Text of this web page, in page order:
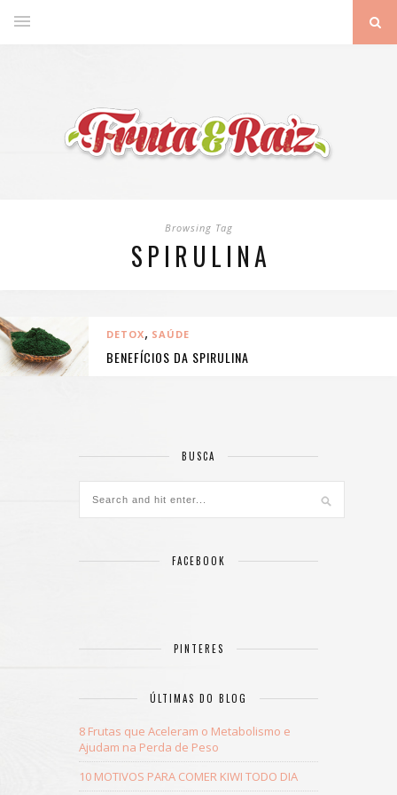
Browsing Tag
SPIRULINA
DETOX, SAÚDE
BENEFÍCIOS DA SPIRULINA
BUSCA
FACEBOOK
PINTERES
ÚLTIMAS DO BLOG
8 Frutas que Aceleram o Metabolismo e
Ajudam na Perda de Peso
10 MOTIVOS PARA COMER KIWI TODO DIA